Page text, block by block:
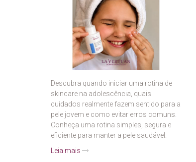
Descubra quando iniciar uma rotina de
skincare na adolescência, quais
cuidados realmente fazem sentido para a
pele jovem e como evitar erros comuns.
Conheça uma rotina simples, segura e
eficiente para manter a pele saudável.
Leia mais